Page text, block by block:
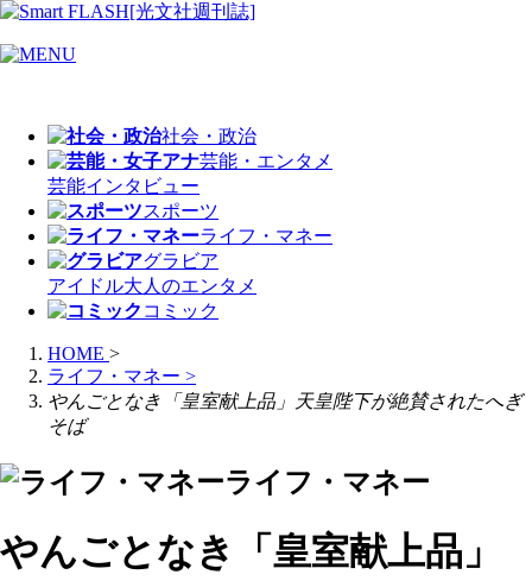
社会・政治
芸能・エンタメ
芸能インタビュー
スポーツ
ライフ・マネー
グラビア
アイドル大人のエンタメ
コミック
HOME >
ライフ・マネー >
やんごとなき「皇室献上品」天皇陛下が絶賛されたへぎ
そば
ライフ・マネー
やんごとなき「皇室献上品」